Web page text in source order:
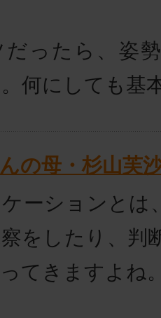
だったら、姿
何にしても基
の母・杉山芙
ーションとは
をしたり、判
てきますよね